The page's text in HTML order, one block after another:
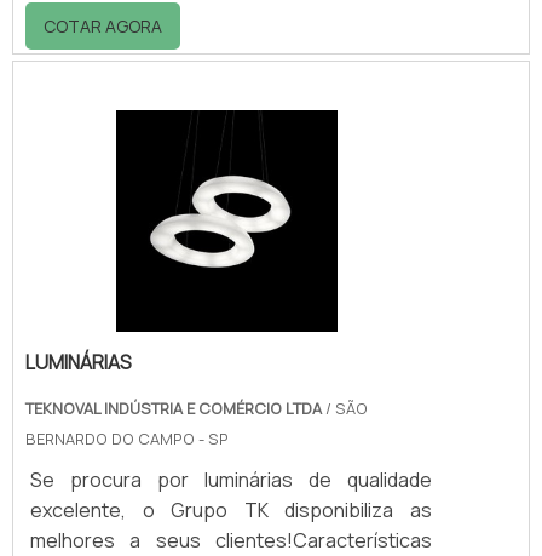
seu ponto de ebulição, condensa em
trocadores de calor, fazendo com que os
destilador. Após este processo de
destilação, o solvente reciclado é
estabilizado para voltar a ser reutilizado na
indústria. Como é feito a recuperação Os
resíduos gerados no processo da empresa,
são devidamente encaminhados pa.
COTAR AGORA
LUMINÁRIAS
TEKNOVAL INDÚSTRIA E COMÉRCIO LTDA/ SÃO
BERNARDO DO CAMPO - SP
Se procura por luminárias de qualidade
excelente, o Grupo TK disponibiliza as
melhores a seus clientes!Características